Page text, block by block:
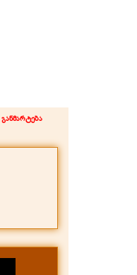
განმარტება